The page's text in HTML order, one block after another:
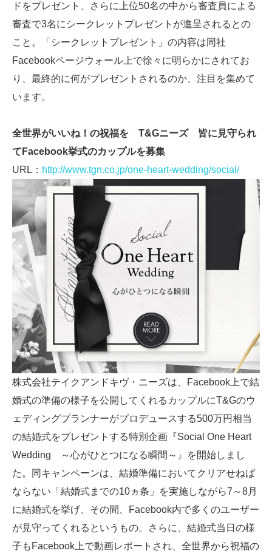
ドをプレゼント、さらに上位50名の中から審査員による
審査で3名にシークレットプレゼントが進呈されるとの
こと。「シークレットプレゼント」の内容は同社
Facebookページウォール上で徐々に明らかにされてお
り、最終的に何がプレゼントされるのか、注目を集めて
います。
全世界がいいね！の祝福を T&Gニーズ 皆に見守られ
てFacebook挙式のカップルを募集
URL： http://www.tgn.co.jp/one-heart-wedding/social/
株式会社テイクアンドキヴ・ニーズは、Facebook上で結
婚式の準備の様子を公開してくれるカップルにT&Gのウ
ェディングプランナーがプロデュースする500万円相当
の結婚式をプレゼントする特別企画『Social One Heart
Wedding ～心がひとつになる瞬間～』を開始しまし
た。同キャンペーンは、結婚準備においてクリアせねば
ならない「結婚式までの10ヵ条」を実施しながら7～8月
に結婚式を挙げ、その間、Facebook内で多くのユーザー
が見守ってくれるというもの。さらに、結婚式当日の様
子もFacebook上で動画レポートされ、全世界から祝福の